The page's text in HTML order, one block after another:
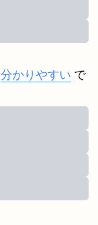
分かりやすい で